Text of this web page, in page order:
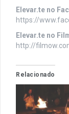
Elevar.te no
https://
Elevar.te no
http://
Relacionado